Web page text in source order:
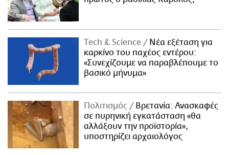
Τech & Science
Νέα εξέταση για
καρκίνο του παχέος εντέρου:
«Συνεχίζουμε να παραβλέπουμε το
βασικό μήνυμα»
Πολιτισμός
Βρετανία: Ανασκαφές
σε πυρηνική εγκατάσταση «θα
αλλάξουν την προϊστορία»,
υποστηρίζει αρχαιολόγος